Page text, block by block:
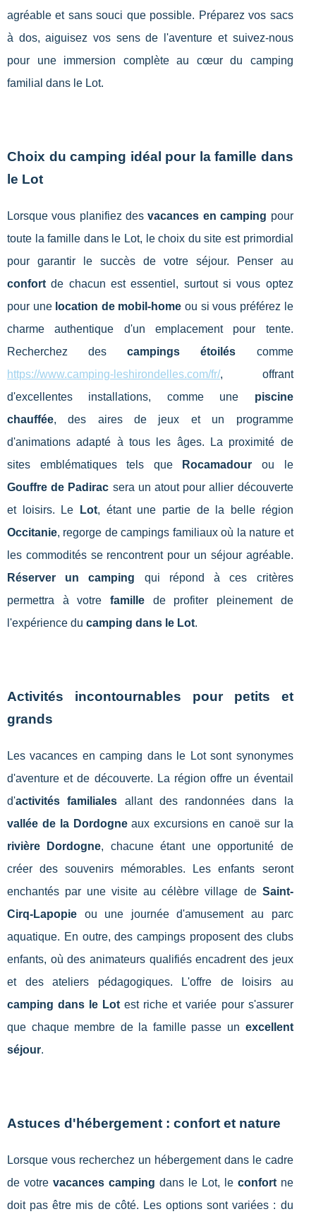
agréable et sans souci que possible. Préparez vos sacs
à dos, aiguisez vos sens de l'aventure et suivez-nous
pour une immersion complète au cœur du camping
familial dans le Lot.
Choix du camping idéal pour la famille dans
le Lot
Lorsque vous planifiez desvacances en camping pour
toute la famille dans le Lot, le choix du site est primordial
pour garantir le succès de votre séjour. Penser au
confortde chacun est essentiel, surtout si vous optez
pour une location de mobil-home ou si vous préférez le
charme authentique d'un emplacement pour tente.
Recherchez descampings étoilés comme
https://www.camping-leshirondelles.com/fr/, offrant
d'excellentes installations, comme une piscine
chauffée, des aires de jeux et un programme
d'animations adapté à tous les âges. La proximité de
sites emblématiques tels que
Rocamadour ou le
Gouffre de Padirac sera un atout pour allier découverte
et loisirs. Le
Lot, étant une partie de la belle région
Occitanie, regorge de campings familiaux où la nature et
les commodités se rencontrent pour un séjour agréable.
Réserver un camping qui répond à ces critères
permettra à votre famillede profiter pleinement de
l'expérience du camping dans le Lot.
Activités incontournables pour petits et
grands
Les vacances en camping dans le Lot sont synonymes
d'aventure et de découverte. La région offre un éventail
d'activités familiales allant des randonnées dans la
vallée de la Dordogneaux excursions en canoë sur la
rivière Dordogne, chacune étant une opportunité de
créer des souvenirs mémorables. Les enfants seront
enchantés par une visite au célèbre village de Saint-
Cirq-Lapopie ou une journée d'amusement au parc
aquatique. En outre, des campings proposent des clubs
enfants, où des animateurs qualifiés encadrent des jeux
et des ateliers pédagogiques. L'offre de loisirs au
camping dans le Lotest riche et variée pour s'assurer
que chaque membre de la famille passe un excellent
séjour.
Astuces d'hébergement : confort et nature
Lorsque vous recherchez un hébergement dans le cadre
de votre vacances camping dans le Lot, le confortne
doit pas être mis de côté. Les options sont variées : du